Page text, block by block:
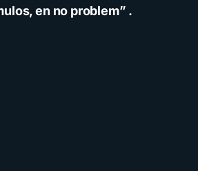
en no problem” .